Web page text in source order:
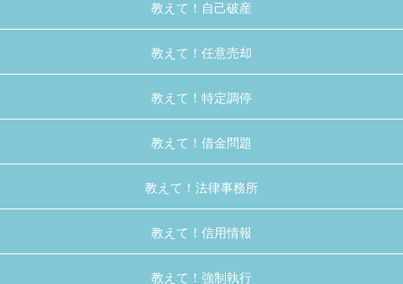
教えて！自己破産
教えて！任意売却
教えて！特定調停
教えて！借金問題
教えて！法律事務所
教えて！信用情報
教えて！強制執行